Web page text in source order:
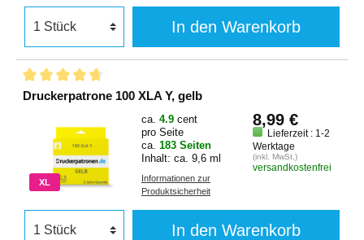
In den Warenkorb
Druckerpatrone 100 XLA Y, gelb
XL
ca. 4.9 cent
pro Seite
ca. 183 Seiten
Inhalt: ca. 9,6 ml
Informationen zur
Produktsicherheit
8,99 €
Lieferzeit : 1-2
Werktage
(inkl. MwSt.)
versandkostenfrei
In den Warenkorb